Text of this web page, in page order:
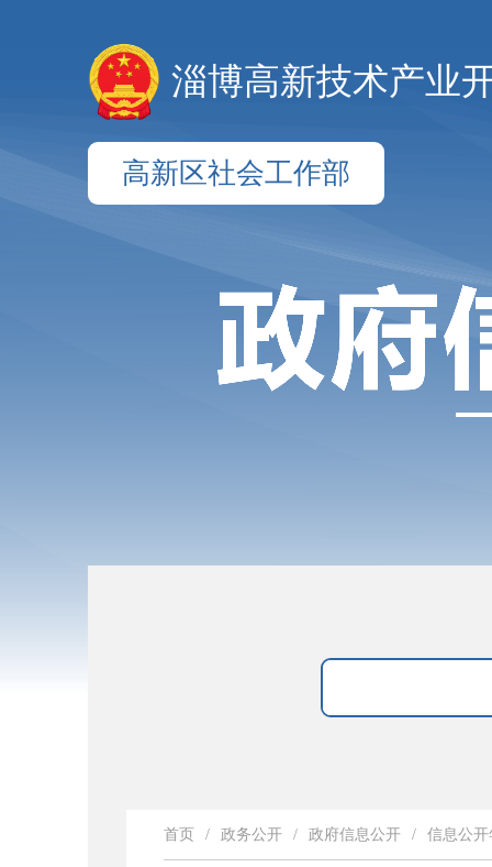
淄博高新技术产业
高新区社会工作部
首页 / 政务公开 / 政府信息公开 / 信息公